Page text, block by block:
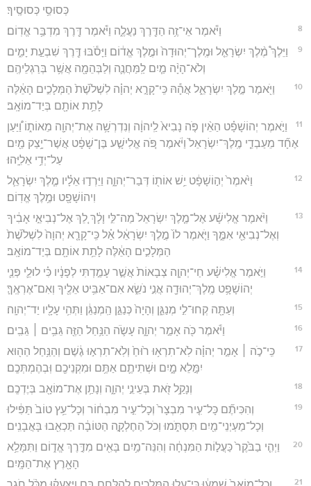
כְּסוּסַ֥י כְּסוּסֶֽיךָ׃
8 וַיֹּ֕אמֶר אֵי־זֶ֥ה הַדֶּ֖רֶךְ נַעֲלֶ֑ה וַיֹּ֕אמֶר דֶּ֖רֶךְ מִדְבַּ֥ר אֱדֽוֹם׃
9
וַיֵּלֶךְ֩ מֶ֨לֶךְ יִשְׂרָאֵ֤ל וּמֶֽלֶך־יְהוּדָה֙ וּמֶ֣לֶךְ אֱד֔וֹם וַיָּסֹ֕בּוּ דֶּ֖רֶךְ שִׁבְעַ֣ת יָמִ֑ים
וְלֹא־הָיָ֨ה מַ֧יִם לַֽמַּחֲנֶ֛ה וְלַבְּהֵמָ֖ה אֲשֶׁ֥ר בְּרַגְלֵיהֶֽם׃
10
וַיֹּ֖אמֶר מֶ֣לֶךְ יִשְׂרָאֵ֑ל אֲהָ֕הּ כִּֽי־קָרָ֣א יְהוָ֗ה לִשְׁלֹ֙שֶׁת֙ הַמְּלָכִ֣ים הָאֵ֔לֶּה
לָתֵ֥ת אוֹתָ֖ם בְּיַד־מוֹאָֽב׃
11
וַיֹּ֣אמֶר יְהוֹשָׁפָ֗ט הַאֵ֨ין פֹּ֤ה נָבִיא֙ לַֽיהוָ֔ה וְנִדְרְשָׁ֥ה אֶת־יְהוָ֖ה מֵאוֹת֑וֹ וַ֠יַּעַן
אֶחָ֞ד מֵעַבְדֵ֤י מֶֽלֶךְ־יִשְׂרָאֵל֙ וַיֹּ֔אמֶר פֹּ֚ה אֱלִישָׁ֣ע בֶּן־שָׁפָ֔ט אֲשֶׁר־יָ֥צַק מַ֖יִם
עַל־יְדֵ֥י אֵלִיָּֽהוּ׃
12
וַיֹּ֙אמֶר֙ יְה֣וֹשָׁפָ֔ט יֵ֥שׁ אוֹת֖וֹ דְּבַר־יְהוָ֑ה וַיֵּרְד֣וּ אֵלָ֗יו מֶ֧לֶךְ יִשְׂרָאֵ֛ל
וִיהוֹשָׁפָ֖ט וּמֶ֥לֶךְ אֱדֽוֹם׃
13
וַיֹּ֨אמֶר אֱלִישָׁ֜ע אֶל־מֶ֤לֶךְ יִשְׂרָאֵל֙ מַה־לִּ֣י וָלָ֔ךְ לֵ֚ךְ אֶל־נְבִיאֵ֣י אָבִ֔יךָ
וְאֶל־נְבִיאֵ֖י אִמֶּ֑ךָ וַיֹּ֤אמֶר לוֹ֙ מֶ֣לֶךְ יִשְׂרָאֵ֔ל אַ֗ל כִּֽי־קָרָ֤א יְהוָה֙ לִשְׁלֹ֙שֶׁת֙
הַמְּלָכִ֣ים הָאֵ֔לֶּה לָתֵ֥ת אוֹתָ֖ם בְּיַד־מוֹאָֽב׃
14
וַיֹּ֣אמֶר אֱלִישָׁ֗ע חַי־יְהוָ֤ה צְבָאוֹת֙ אֲשֶׁ֣ר עָמַ֣דְתִּי לְפָנָ֔יו כִּ֗י לוּלֵ֛י פְּנֵ֛י
יְהוֹשָׁפָ֥ט מֶֽלֶךְ־יְהוּדָ֖ה אֲנִ֣י נֹשֵׂ֑א אִם־אַבִּ֥יט אֵלֶ֖יךָ וְאִם־אֶרְאֶֽךָּ׃
15 וְעַתָּ֖ה קְחוּ־לִ֣י מְנַגֵּ֑ן וְהָיָה֙ כְּנַגֵּ֣ן הַֽמְנַגֵּ֔ן וַתְּהִ֥י עָלָ֖יו יַד־יְהוָֽה׃
16 וַיֹּ֕אמֶר כֹּ֖ה אָמַ֣ר יְהוָ֑ה עָשֹׂ֛ה הַנַּ֥חַל הַזֶּ֖ה גֵּבִ֥ים ׀ גֵּבִֽים׃
17
כִּֽי־כֹ֣ה ׀ אָמַ֣ר יְהוָ֗ה לֹֽא־תִרְא֥וּ ר֙וּחַ֙ וְלֹֽא־תִרְא֣וּ גֶ֔שֶׁם וְהַנַּ֥חַל הַה֖וּא
יִמָּ֣לֵא מָ֑יִם וּשְׁתִיתֶ֛ם אַתֶּ֥ם וּמִקְנֵיכֶ֖ם וּֽבְהֶמְתְּכֶֽם׃
18 וְנָקַ֥ל זֹ֖את בְּעֵינֵ֣י יְהוָ֑ה וְנָתַ֥ן אֶת־מוֹאָ֖ב בְּיֶדְכֶֽם׃
19
וְהִכִּיתֶ֞ם כָּל־עִ֤יר מִבְצָר֙ וְכָל־עִ֣יר מִבְח֔וֹר וְכָל־עֵ֥ץ טוֹב֙ תַּפִּ֔ילוּ
וְכָל־מַעְיְנֵי־מַ֖יִם תִּסְתֹּ֑מוּ וְכֹל֙ הַחֶלְקָ֣ה הַטּוֹבָ֔ה תַּכְאִ֖בוּ בָּאֲבָנִֽים׃
20
וַיְהִ֤י בַבֹּ֙קֶר֙ כַּעֲל֣וֹת הַמִּנְחָ֔ה וְהִנֵּה־מַ֥יִם בָּאִ֖ים מִדֶּ֣רֶךְ אֱד֑וֹם וַתִּמָּלֵ֥א
הָאָ֖רֶץ אֶת־הַמָּֽיִם׃
21